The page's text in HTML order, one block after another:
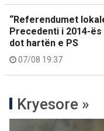
“Referendumet
Precedenti i 2014-
dot hartën e PS
07/08 19:37
Kryesore »